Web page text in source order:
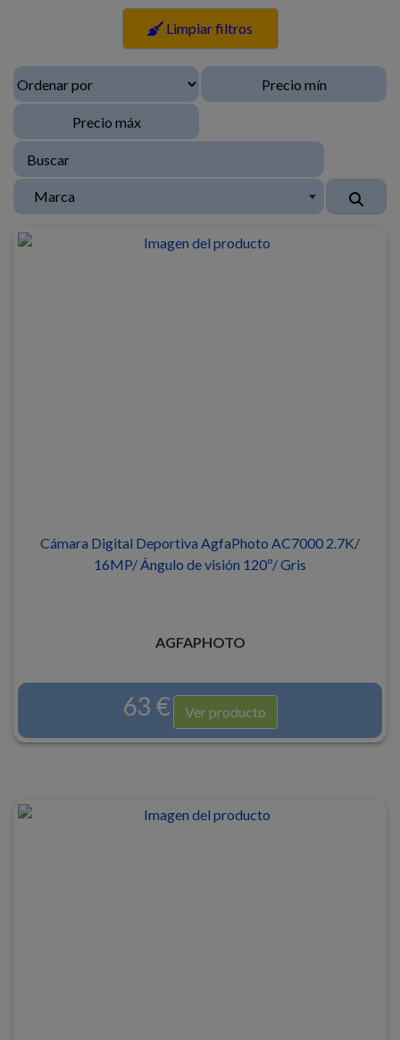
Limpiar filtros
Marca
Cámara Digital Deportiva AgfaPhoto AC7000 2.7K/
16MP/ Ángulo de visión 120º/ Gris
AGFAPHOTO
63 € Ver producto